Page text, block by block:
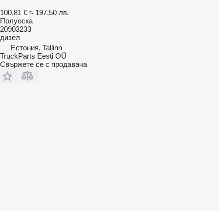
100,81 € ≈ 197,50 лв.
Полуоска
20903233
дизел
Естония, Tallinn
TruckParts Eesti OÜ
Свържете се с продавача